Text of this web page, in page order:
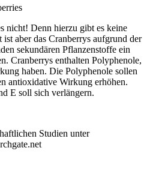
nicht! Denn hierzu gibt es keine
aber das Cranberrys aufgrund der
sekundären Pflanzenstoffe ein
Cranberrys enthalten Polyphenole,
haben. Die Polyphenole sollen
antioxidative Wirkung erhöhen.
E soll sich verlängern.
Studien unter